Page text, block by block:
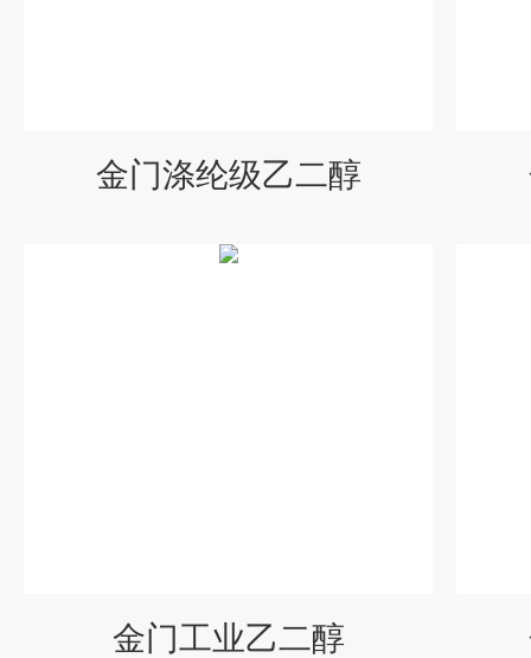
金门涤纶级乙二醇
金门工业乙二醇